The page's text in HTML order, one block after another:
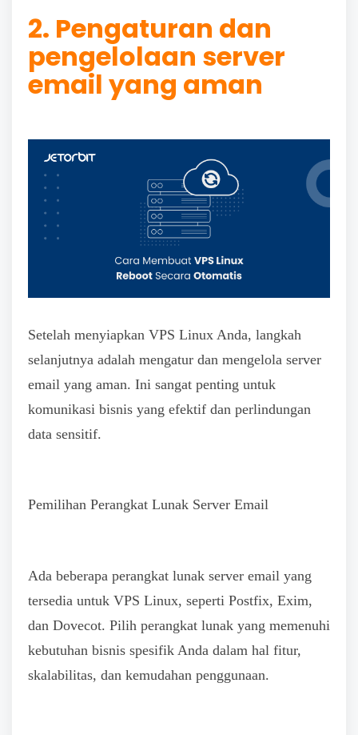
2. Pengaturan dan
pengelolaan server
email yang aman
Setelah menyiapkan VPS Linux Anda, langkah
selanjutnya adalah mengatur dan mengelola server
email yang aman. Ini sangat penting untuk
komunikasi bisnis yang efektif dan perlindungan
data sensitif.
Pemilihan Perangkat Lunak Server Email
Ada beberapa perangkat lunak server email yang
tersedia untuk VPS Linux, seperti Postfix, Exim,
dan Dovecot. Pilih perangkat lunak yang memenuhi
kebutuhan bisnis spesifik Anda dalam hal fitur,
skalabilitas, dan kemudahan penggunaan.